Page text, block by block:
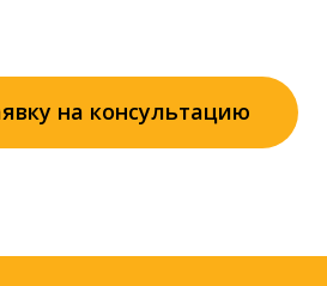
на консультацию